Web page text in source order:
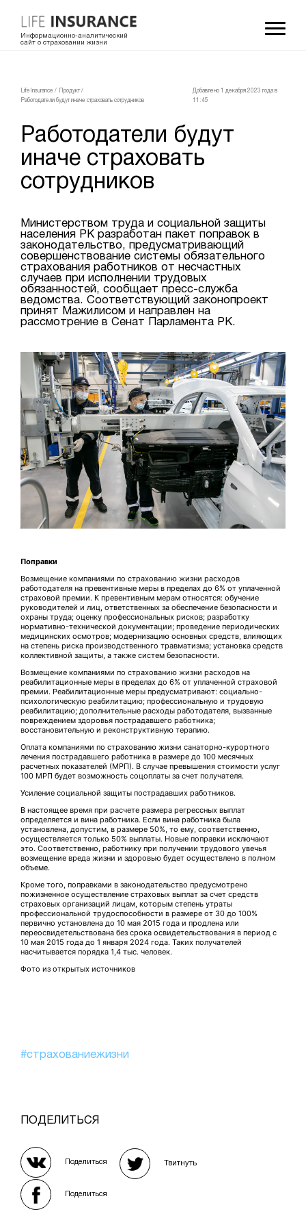
Информационно-аналитический
сайт о страховании жизни
LifeInsurance / Продукт/
Работодатели будут иначе страховать сотрудников
Добавлено 1 декабря 2023 года в
11:45
Работодатели будут
иначе страховать
сотрудников
Министерством труда и социальной защиты
населения РК разработан пакет поправок в
законодательство, предусматривающий
совершенствование системы обязательного
страхования работников от несчастных
случаев при исполнении трудовых
обязанностей, сообщает пресс-служба
ведомства. Соответствующий законопроект
принят Мажилисом и направлен на
рассмотрение в Сенат Парламента РК.
Поправки
Возмещение компаниями по страхованию жизни расходов
работодателя на превентивные меры в пределах до 6% от уплаченной
страховой премии. К превентивным мерам относятся: обучение
руководителей и лиц, ответственных за обеспечение безопасности и
охраны труда; оценку профессиональных рисков; разработку
нормативно-технической документации; проведение периодических
медицинских осмотров; модернизацию основных средств, влияющих
на степень риска производственного травматизма; установка средств
коллективной защиты, а также систем безопасности.
Возмещение компаниями по страхованию жизни расходов на
реабилитационные меры в пределах до 6% от уплаченной страховой
премии. Реабилитационные меры предусматривают: социально-
психологическую реабилитацию; профессиональную и трудовую
реабилитацию; дополнительные расходы работодателя, вызванные
повреждением здоровья пострадавшего работника;
восстановительную и реконструктивную терапию.
Оплата компаниями по страхованию жизни санаторно-курортного
лечения пострадавшего работника в размере до 100 месячных
расчетных показателей (МРП). В случае превышения стоимости услуг
100 МРП будет возможность соцоплаты за счет получателя.
Усиление социальной защиты пострадавших работников.
В настоящее время при расчете размера регрессных выплат
определяется и вина работника. Если вина работника была
установлена, допустим, в размере 50%, то ему, соответственно,
осуществляется только 50% выплаты. Новые поправки исключают
это. Соответственно, работнику при получении трудового увечья
возмещение вреда жизни и здоровью будет осуществлено в полном
объеме.
Кроме того, поправками в законодательство предусмотрено
пожизненное осуществление страховых выплат за счет средств
страховых организаций лицам, которым степень утраты
профессиональной трудоспособности в размере от 30 до 100%
первично установлена до 10 мая 2015 года и продлена или
переосвидетельствована без срока освидетельствования в период с
10 мая 2015 года до 1 января 2024 года. Таких получателей
насчитывается порядка 1,4 тыс. человек.
Фото из открытых источников
#страхованиежизни
ПОДЕЛИТЬСЯ
Поделиться Твитнуть
Поделиться